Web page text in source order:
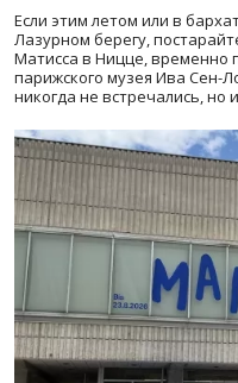
Если этим летом или в
Лазурном берегу,
Матисса в Ницце, временно
парижского музея Ива Сен-
никогда не встречались, но